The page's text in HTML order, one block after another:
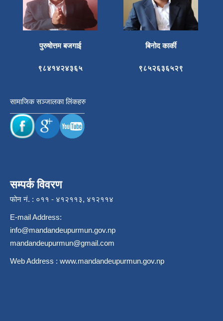
पुरुषोत्तम बजगाई बिनोद कार्की
९८४१४२४३६५ ९८५२६३६५२९
सामाजिक सञ्जालका लिंकहरु
सम्पर्क विवरण
फोन नं. : ०११ - ४१२११३, ४१२११४
E-mail Address:
info@mandandeupurmun.gov.np
mandandeupurmun@gmail.com
Web Address : www.mandandeupurmun.gov.np